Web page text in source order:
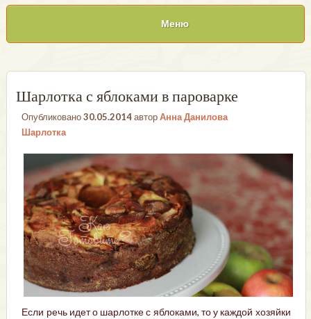
Меню
Шарлотка с яблоками в пароварке
Опубликовано30.05.2014авторАнна Данилова
Шарлотка
Если речь идет о шарлотке с яблоками, то у каждой хозяйки